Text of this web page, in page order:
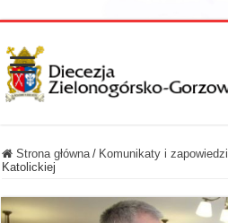
Strona główna / Komunikaty i zapowiedzi
Katolickiej